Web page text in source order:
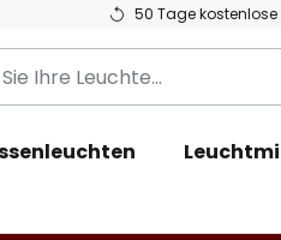
50 Tage kostenlose